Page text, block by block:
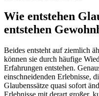
Wie entstehen
entstehen
Beides entsteht auf ziemlich
können sie durch häufige
Erfahrungen entstehen.
einschneidenden Erlebnisse,
Glaubenssätze quasi sofort
Erlebnisse mit derart großer,